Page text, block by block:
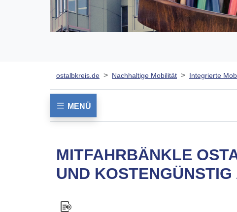
ostalbkreis.de Nachhaltige Mobilität Integrierte
MENÜ
MITFAHRBÄNKLE
UND